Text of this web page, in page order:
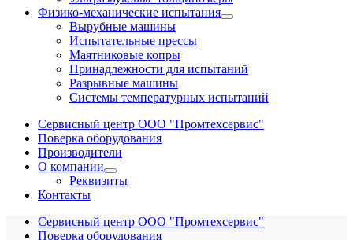
Физико-механические испытания
Вырубные машины
Испытательные прессы
Маятниковые копры
Принадлежности для испытаний
Разрывные машины
Системы температурных испытаний
Сервисный центр ООО "Промтехсервис"
Поверка оборудования
Производители
О компании
Реквизиты
Контакты
Сервисный центр ООО "Промтехсервис"
Поверка оборудования